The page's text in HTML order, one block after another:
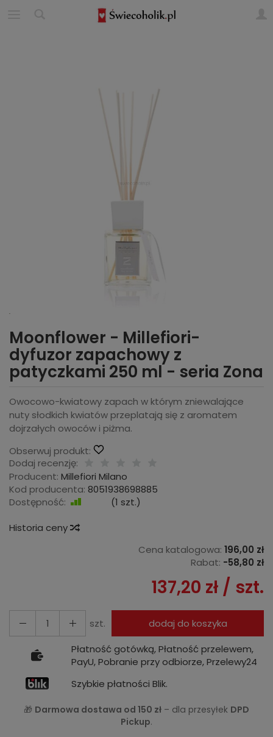
Moonflower - Millefiori-
dyfuzor zapachowy z
patyczkami 250 ml - seria Zona
Owocowo-kwiatowy zapach w którym zniewalające
nuty słodkich kwiatów przeplatają się z aromatem
dojrzałych owoców i piżma.
Obserwuj produkt:
Dodaj recenzję:
Producent: Millefiori Milano
Kod producenta: 8051938698885
Dostępność:
(1 szt.)
Historia ceny
Cena katalogowa: 196,00 zł
Rabat: -58,80 zł
137,20 zł / szt.
szt.
dodaj do koszyka
Płatność gotówką, Płatność przelewem,
PayU, Pobranie przy odbiorze, Przelewy24
Szybkie płatności Blik.
🎁 Darmowa dostawa od 150 zł – dla przesyłek DPD
Pickup.